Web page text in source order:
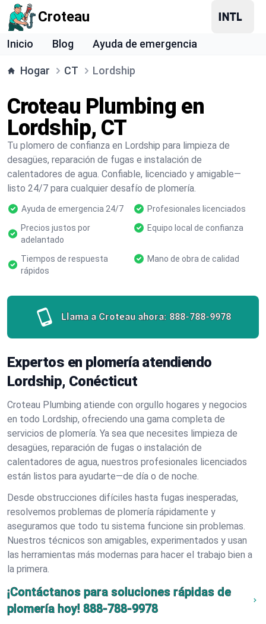
Croteau
Inicio Blog Ayuda de emergencia
Hogar CT Lordship
Croteau Plumbing en
Lordship, CT
Tu plomero de confianza en Lordship para limpieza de
desagües, reparación de fugas e instalación de
calentadores de agua. Confiable, licenciado y amigable—
listo 24/7 para cualquier desafío de plomería.
Ayuda de emergencia 24/7
Profesionales licenciados
Precios justos por
adelantado
Equipo local de confianza
Tiempos de respuesta
rápidos
Mano de obra de calidad
Llama a Croteau ahora: 888-788-9978
Expertos en plomería atendiendo
Lordship, Conécticut
Croteau Plumbing atiende con orgullo hogares y negocios
en todo Lordship, ofreciendo una gama completa de
servicios de plomería. Ya sea que necesites limpieza de
desagües, reparación de fugas o instalación de
calentadores de agua, nuestros profesionales licenciados
están listos para ayudarte—de día o de noche.
Desde obstrucciones difíciles hasta fugas inesperadas,
resolvemos problemas de plomería rápidamente y
aseguramos que todo tu sistema funcione sin problemas.
Nuestros técnicos son amigables, experimentados y usan
las herramientas más modernas para hacer el trabajo bien a
la primera.
¡Contáctanos para soluciones rápidas de
plomería hoy! 888-788-9978